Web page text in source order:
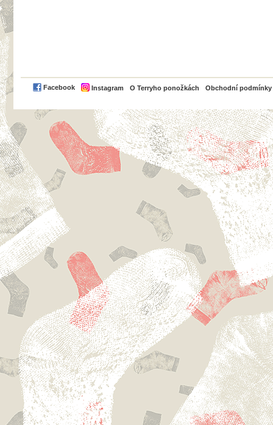
Facebook Instagram O Terryho ponožkách Obchodní podmínky
PayPal